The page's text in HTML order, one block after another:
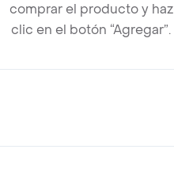
comprar el producto y haz
clic en el botón “Agregar”.